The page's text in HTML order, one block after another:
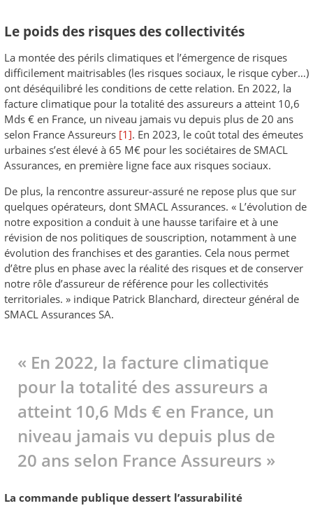
Le poids des risques des collectivités
La montée des périls climatiques et l’émergence de risques
difficilement maitrisables (les risques sociaux, le risque cyber…)
ont déséquilibré les conditions de cette relation. En 2022, la
facture climatique pour la totalité des assureurs a atteint 10,6
Mds € en France, un niveau jamais vu depuis plus de 20 ans
selon France Assureurs [1]. En 2023, le coût total des émeutes
urbaines s’est élevé à 65 M€ pour les sociétaires de SMACL
Assurances, en première ligne face aux risques sociaux.
De plus, la rencontre assureur-assuré ne repose plus que sur
quelques opérateurs, dont SMACL Assurances. « L’évolution de
notre exposition a conduit à une hausse tarifaire et à une
révision de nos politiques de souscription, notamment à une
évolution des franchises et des garanties. Cela nous permet
d’être plus en phase avec la réalité des risques et de conserver
notre rôle d’assureur de référence pour les collectivités
territoriales. » indique Patrick Blanchard, directeur général de
SMACL Assurances SA.
« En 2022, la facture climatique
pour la totalité des assureurs a
atteint 10,6 Mds € en France, un
niveau jamais vu depuis plus de
20 ans selon France Assureurs »
La commande publique dessert l’assurabilité